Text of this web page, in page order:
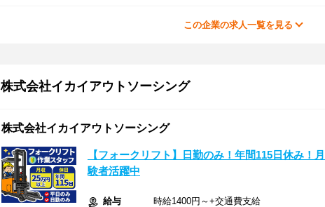
この企業の求人一覧を見る
株式会社イカイアウトソーシング
株式会社イカイアウトソーシング
【フォークリフト】日勤のみ！年間115日休み！
験者活躍中
給与
時給1400円～+交通費支給